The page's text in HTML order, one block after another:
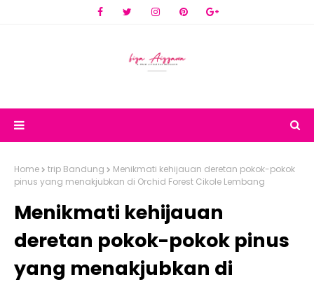
Home trip Bandung
Menikmati kehijauan deretan pokok-pokok
pinus yang menakjubkan di Orchid Forest Cikole Lembang
Menikmati kehijauan
deretan pokok-pokok pinus
yang menakjubkan di